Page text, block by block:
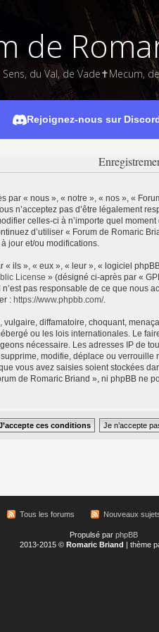
de
du Val, de Vade✝Mecum,
Rejoignez-nous sur
par « nous », « notre », « nos », «
n’acceptez pas d’être légalement
celles-ci à n’importe quel
d’utiliser « Forum de Romaric
jour et/ou modifications.
ils », « eux », « leur », « logiciel
License » (désigné ci-après par «
pas responsable de ce que nous
: https://www.phpbb.com/.
diffamatoire, choquant,
ou les lois internationales. Le
nécessaire. Les adresses IP de
modifie, déplace ou
vous avez saisies soient stockées
de Romaric Briand », ni phpBB ne
Tous les forums Nouveaux
Propulsé par phpBB
2013-2015 © Romaric Briand | thème